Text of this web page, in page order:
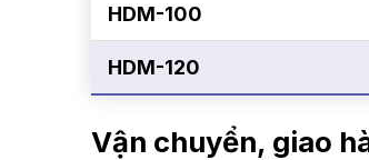
HDM-100
HDM-120
Vận chuyển, giao